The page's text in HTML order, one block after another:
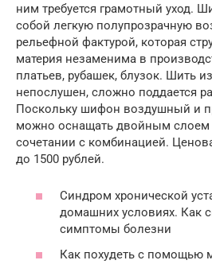
ним требуется грамотный уход.
собой легкую полупрозрачную
рельефной фактурой, которая
материя незаменима в
платьев, рубашек, блузок. Шить
непослушен, сложно поддается
Поскольку шифон воздушный и
можно оснащать двойным слоем
сочетании с комбинацией.
до 1500 рублей.
Синдром хронической
домашних условиях. Как
симптомы болезни
Как похудеть с помощью